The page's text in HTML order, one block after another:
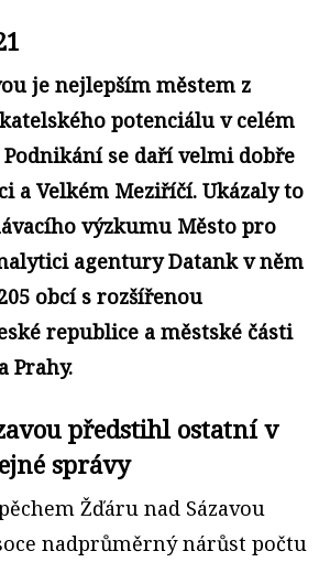
je nejlepším městem z
potenciálu v celém
se daří velmi dobře
a Velkém Meziříčí. Ukázaly to
výzkumu Město pro
agentury Datank v něm
obcí s rozšířenou
republice a městské části
Prahy.
předstihl ostatní v
správy
Žďáru nad Sázavou
nadprůměrný nárůst počtu